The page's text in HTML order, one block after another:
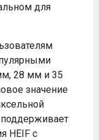
для
28 мм и 35
значение
поддерживает
HEIF с